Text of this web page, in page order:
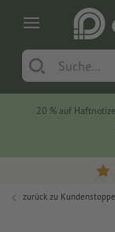
20 % auf
zurück zu